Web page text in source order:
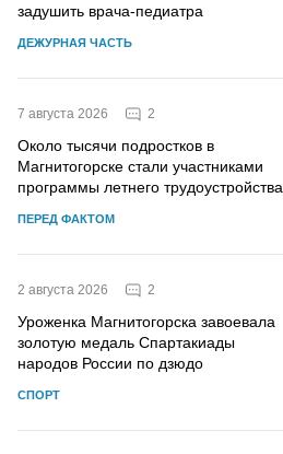
задушить врача-педиатра
ДЕЖУРНАЯ ЧАСТЬ
7 августа 2026 2
Около тысячи подростков в
Магнитогорске стали участниками
программы летнего трудоустройства
ПЕРЕД ФАКТОМ
2 августа 2026 2
Уроженка Магнитогорска завоевала
золотую медаль Спартакиады
народов России по дзюдо
СПОРТ